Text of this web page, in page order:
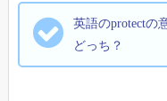
英語のprotectの
どっち？